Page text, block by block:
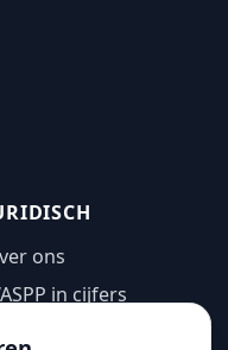
ons
in cijfers